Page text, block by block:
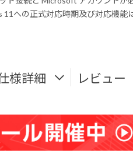
への正式対応時期及び対応機能
様詳細 レビュー